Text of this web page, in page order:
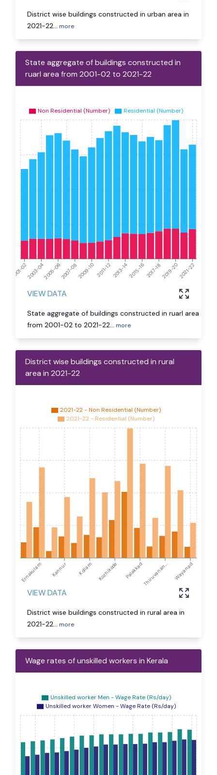
District wise buildings constructed in urban area in
2021-22... more
State aggregate of buildings constructed in
ruarl area from 2001-02 to 2021-22
2001-022003-042005-062007-082009-10 2011-122013-142015-162017-182019-202021-22
Non Residential (Number) Residential (Number)
VIEW DATA
State aggregate of buildings constructed in ruarl area
from 2001-02 to 2021-22... more
District wise buildings constructed in rural
area in 2021-22
Ernakulam Kannur Kollam Kozhikode PalakkadThiruvanan... Wayanad
2021-22 - Non Residential (Number)
2021-22 - Residential (Number)
VIEW DATA
District wise buildings constructed in rural area in
2021-22... more
Wage rates of unskilled workers in Kerala
Unskilled worker Men - Wage Rate (Rs/day)
Unskilled worker Women - Wage Rate (Rs/day)